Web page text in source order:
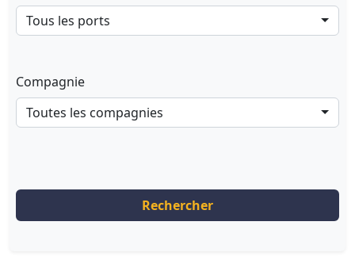
Tous les ports
Compagnie
Toutes les compagnies
Rechercher